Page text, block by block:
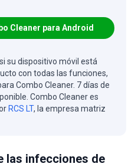
Cleaner para Android
su dispositivo móvil está
con todas las funciones,
Combo Cleaner. 7 días de
Combo Cleaner es
RCS LT, la empresa matriz
las infecciones de